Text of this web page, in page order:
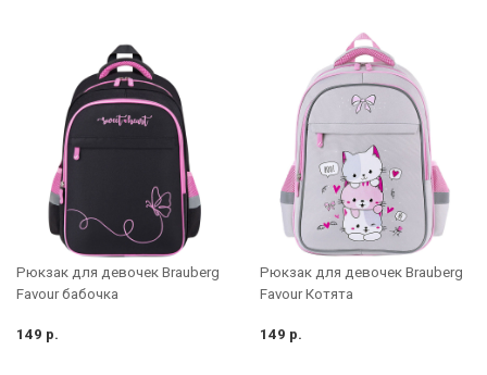
Рюкзак для девочек Brauberg
Favour бабочка
149 р.
Рюкзак для девочек Brauberg
Favour Котята
149 р.